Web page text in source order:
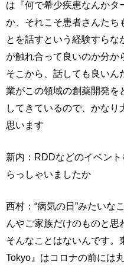
は『何で希少疾患なんかタ
か、それこそ患者さんたち
とを話すという経験すらな
が触れ合って良いのか分か
そこから、話しても良いん
業がこの領域の創薬開発を
してきているので、かなり
思います
新内：RDDなどのイベン
らっしゃいましたか
西村：“病気の日”みたいな
んやご家族だけのものと思
そんなことはないんです。
Tokyo』はコロナの前には